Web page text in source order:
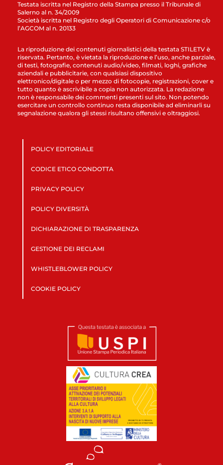
Testata iscritta nel Registro della Stampa presso il Tribunale di
Salerno al n. 34/2009
Società iscritta nel Registro degli Operatori di Comunicazione c/o
l’AGCOM al n. 20133
La riproduzione dei contenuti giornalistici della testata STILETV è
riservata. Pertanto, è vietata la riproduzione e l’uso, anche parziale,
di testi, fotografie, contenuti audio/video, filmati, loghi, grafiche
aziendali e pubblicitarie, con qualsiasi dispositivo
elettronico/digitale o per mezzo di fotocopie, registrazioni, cover e
tutto quanto è ascrivibile a copia non autorizzata. La redazione
non è responsabile dei commenti presenti sul sito. Non potendo
esercitare un controllo continuo resta disponibile ad eliminarli su
segnalazione qualora gli stessi risultano offensivi e oltraggiosi.
POLICY EDITORIALE
CODICE ETICO CONDOTTA
PRIVACY POLICY
POLICY DIVERSITÀ
DICHIARAZIONE DI TRASPARENZA
GESTIONE DEI RECLAMI
WHISTLEBLOWER POLICY
COOKIE POLICY